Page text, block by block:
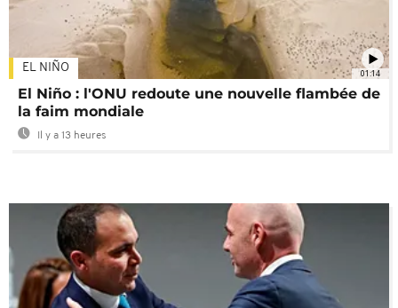
01:14
EL NIÑO
El Niño : l'ONU redoute une nouvelle flambée de
la faim mondiale
Il y a 13 heures